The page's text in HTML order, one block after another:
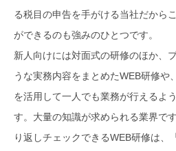
る税目の申告を手がける当社だから
ができるのも強みのひとつです。
新人向けには対面式の研修のほか、
うな実務内容をまとめたWEB研修や
を活用して一人でも業務が行えるよ
す。大量の知識が求められる業界で
り返しチェックできるWEB研修は、